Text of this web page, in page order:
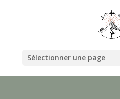
Sélectionner une page